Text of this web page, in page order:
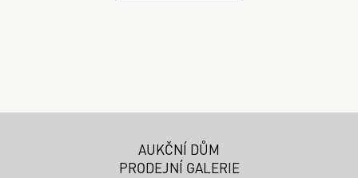
AUKČNÍ DŮM
PRODEJNÍ GALERIE